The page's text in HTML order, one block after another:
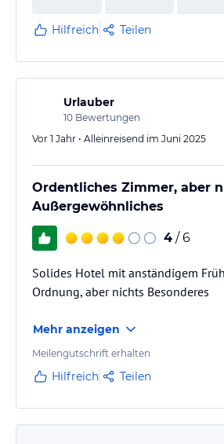
Hilfreich Teilen
Urlauber
10 Bewertungen
Vor 1 Jahr • Alleinreisend im Juni 2025
Ordentliches Zimmer, aber
Außergewöhnliches
4 / 6
Solides Hotel mit anständigem
Ordnung, aber nichts Besonderes
Mehr anzeigen
Meilengutschrift erhalten
Hilfreich Teilen